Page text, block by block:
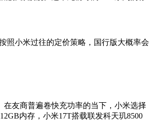
照小米过往的定价策略，国行版大概率会
在友商普遍卷快充功率的当下，小米选择
内存，小米17T搭载联发科天玑8500